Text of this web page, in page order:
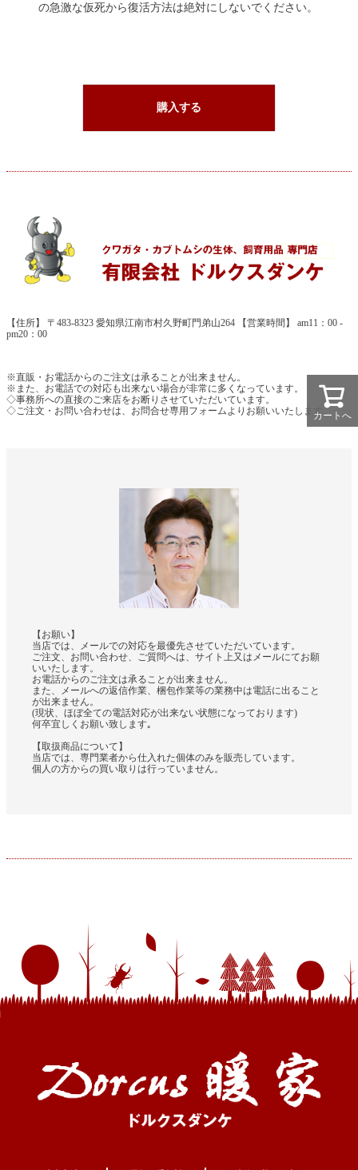
の急激な仮死から復活方法は絶対にしないでください。
購入する
【住所】 〒483-8323 愛知県江南市村久野町門弟山264 【営業時間】 am11：00 -
pm20：00
※直販・お電話からのご注文は承ることが出来ません。
※また、お電話での対応も出来ない場合が非常に多くなっています。
◇事務所への直接のご来店をお断りさせていただいています。
◇ご注文・お問い合わせは、お問合せ専用フォームよりお願いいたします。
【お願い】
当店では、メールでの対応を最優先させていただいています。
ご注文、お問い合わせ、ご質問へは、サイト上又はメールにてお願
いいたします。
お電話からのご注文は承ることが出来ません。
また、メールへの返信作業、梱包作業等の業務中は電話に出ること
が出来ません。
(現状、ほぼ全ての電話対応が出来ない状態になっております)
何卒宜しくお願い致します｡
【取扱商品について】
当店では、専門業者から仕入れた個体のみを販売しています。
個人の方からの買い取りは行っていません。
カートへ